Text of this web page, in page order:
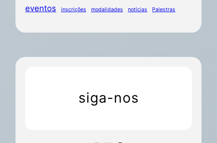
eventos inscrições modalidades notícias Palestras
siga-nos